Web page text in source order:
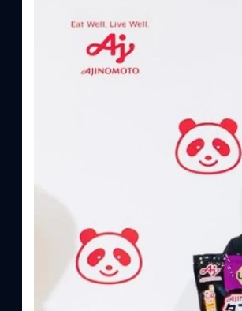
บริษัท อายิโนะโมะโต๊ะ (ประเทศไทย) จำกัด
แนวคิดการดำเนินธุรกิจและการพัฒนาผลิ
ผู้บริโภค ท่ามกลางการเติบโตของตลาด
บาท หรือคิดเป็นสัดส่วนราว 8% ของผลิตภั
ความรู้หลักรูปแบบผลิตภัณฑ์ / โซลูชันกลุ่มเ
ประโยชน์จากกรดอะมิโน)aminoVITAL,